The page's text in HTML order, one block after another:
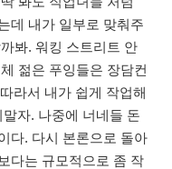
데 내가 일부로 맞춰주
봐. 워킹 스트리트 안
젊은 푸잉들은 장담컨
라서 내가 쉽게 작업해
자. 나중에 너네들 돈
다. 다시 본론으로 돌아
다는 규모적으로 좀 작